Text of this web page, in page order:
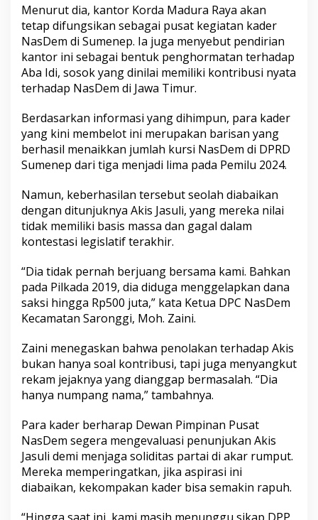
Menurut dia, kantor Korda Madura Raya akan
tetap difungsikan sebagai pusat kegiatan kader
NasDem di Sumenep. Ia juga menyebut pendirian
kantor ini sebagai bentuk penghormatan terhadap
Aba Idi, sosok yang dinilai memiliki kontribusi nyata
terhadap NasDem di Jawa Timur.
Berdasarkan informasi yang dihimpun, para kader
yang kini membelot ini merupakan barisan yang
berhasil menaikkan jumlah kursi NasDem di DPRD
Sumenep dari tiga menjadi lima pada Pemilu 2024.
Namun, keberhasilan tersebut seolah diabaikan
dengan ditunjuknya Akis Jasuli, yang mereka nilai
tidak memiliki basis massa dan gagal dalam
kontestasi legislatif terakhir.
“Dia tidak pernah berjuang bersama kami. Bahkan
pada Pilkada 2019, dia diduga menggelapkan dana
saksi hingga Rp500 juta,” kata Ketua DPC NasDem
Kecamatan Saronggi, Moh. Zaini.
Zaini menegaskan bahwa penolakan terhadap Akis
bukan hanya soal kontribusi, tapi juga menyangkut
rekam jejaknya yang dianggap bermasalah. “Dia
hanya numpang nama,” tambahnya.
Para kader berharap Dewan Pimpinan Pusat
NasDem segera mengevaluasi penunjukan Akis
Jasuli demi menjaga soliditas partai di akar rumput.
Mereka memperingatkan, jika aspirasi ini
diabaikan, kekompakan kader bisa semakin rapuh.